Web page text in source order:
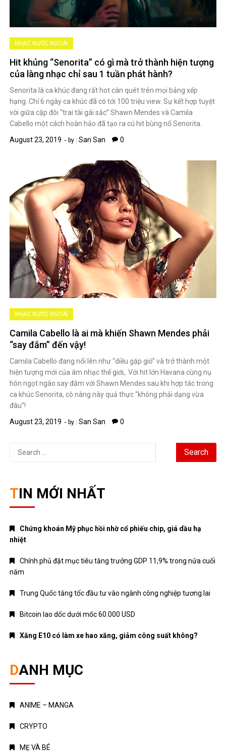
NHẠC NƯỚC NGOÀI
Hit khủng “Senorita” có gì mà trở thành hiện tượng
của làng nhạc chỉ sau 1 tuần phát hành?
Senorita là ca khúc đang rất hot càn quét trên mọi bảng xếp
hạng. Chỉ 6 ngày ca khúc đã có tới 100 triệu view. Sự kết hợp tuyệt
vời giữa cặp đôi “trai tài gái sắc” Shawn Mendes và Camila
Cabello một cách hoàn hảo đã tạo ra cú hit bùng nổ Senorita.
August 23, 2019
by :San San 0
NHẠC NƯỚC NGOÀI
Camila Cabello là ai mà khiến Shawn Mendes phải
“say đắm” đến vậy!
Camila Cabello đang nổi lên như “diều gặp gió” và trở thành một
hiện tượng mới của âm nhạc thế giới,. Với hit lớn Havana cùng nụ
hôn ngọt ngào say đắm với Shawn Mendes sau khi hợp tác trong
ca khúc Senorita, cô nàng này quả thực “không phải dạng vừa
đâu”!
August 23, 2019
by :San San 0
Search
TIN MỚI NHẤT
Chứng khoán Mỹ phục hồi nhờ cổ phiếu chip, giá dầu hạ
nhiệt
Chính phủ đặt mục tiêu tăng trưởng GDP 11,9% trong nửa cuối
năm
Trung Quốc tăng tốc đầu tư vào ngành công nghiệp tương lai
Bitcoin lao dốc dưới mốc 60.000 USD
Xăng E10 có làm xe hao xăng, giảm công suất không?
DANH MỤC
ANIME – MANGA
CRYPTO
MẸ VÀ BÉ